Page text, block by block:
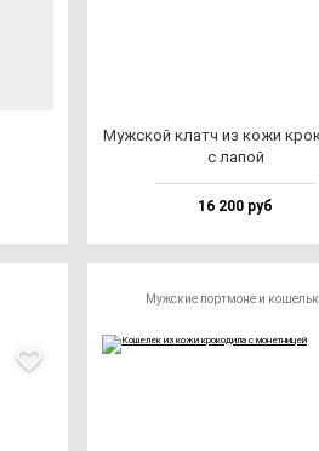
Муж­ской клатч из ко­жи
с ла­пой
16 200 руб
Мужские портмоне и